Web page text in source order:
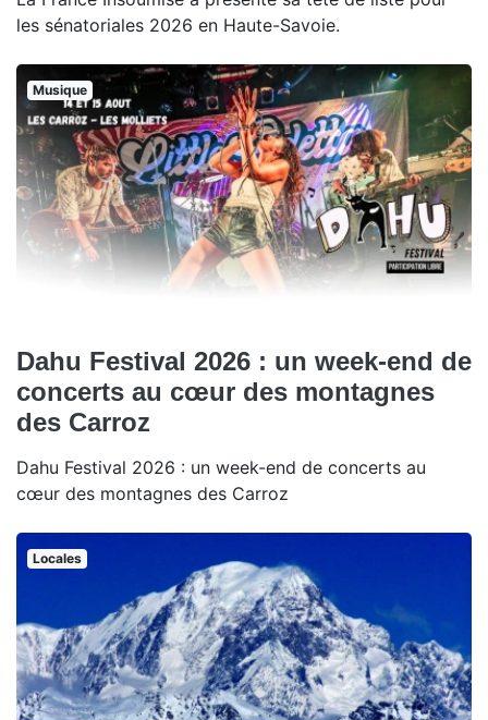
les sénatoriales 2026 en Haute-Savoie.
Musique
Dahu Festival 2026 : un week-end de
concerts au cœur des montagnes
des Carroz
Dahu Festival 2026 : un week-end de concerts au
cœur des montagnes des Carroz
Locales